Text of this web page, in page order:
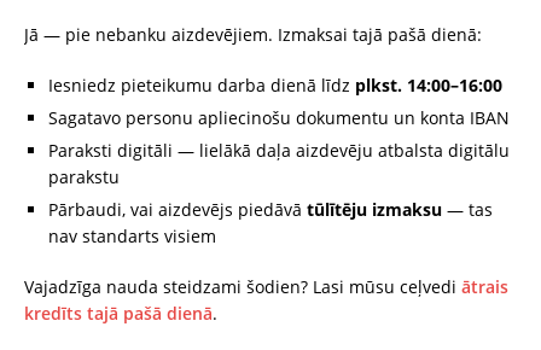
Jā — pie nebanku aizdevējiem. Izmaksai tajā pašā dienā:
Iesniedz pieteikumu darba dienā līdz plkst. 14:00–16:00
Sagatavo personu apliecinošu dokumentu un konta IBAN
Paraksti digitāli — lielākā daļa aizdevēju atbalsta digitālu
parakstu
Pārbaudi, vai aizdevējs piedāvā tūlītēju izmaksu — tas
nav standarts visiem
Vajadzīga nauda steidzami šodien? Lasi mūsu ceļvedi ātrais
kredīts tajā pašā dienā.